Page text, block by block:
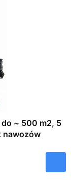
~ 500 m2, 5
nawozów